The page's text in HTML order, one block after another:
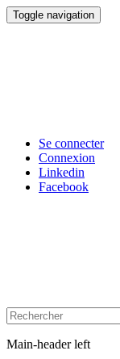
Toggle navigation
Se connecter
Connexion
Linkedin
Facebook
Main-header left